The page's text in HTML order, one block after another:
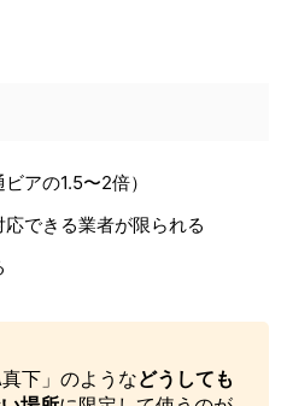
ビアの1.5〜2倍）
できる業者が限られる
下」のようなどうしても